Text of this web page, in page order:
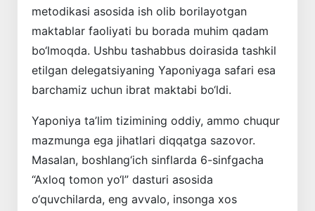
metodikasi asosida ish olib borilayotgan
maktablar faoliyati bu borada muhim qadam
bo‘lmoqda. Ushbu tashabbus doirasida tashkil
etilgan delegatsiyaning Yaponiyaga safari esa
barchamiz uchun ibrat maktabi bo‘ldi.
Yaponiya ta’lim tizimining oddiy, ammo chuqur
mazmunga ega jihatlari diqqatga sazovor.
Masalan, boshlang‘ich sinflarda 6-sinfgacha
“Axloq tomon yo‘l” dasturi asosida
o‘quvchilarda, eng avvalo, insonga xos